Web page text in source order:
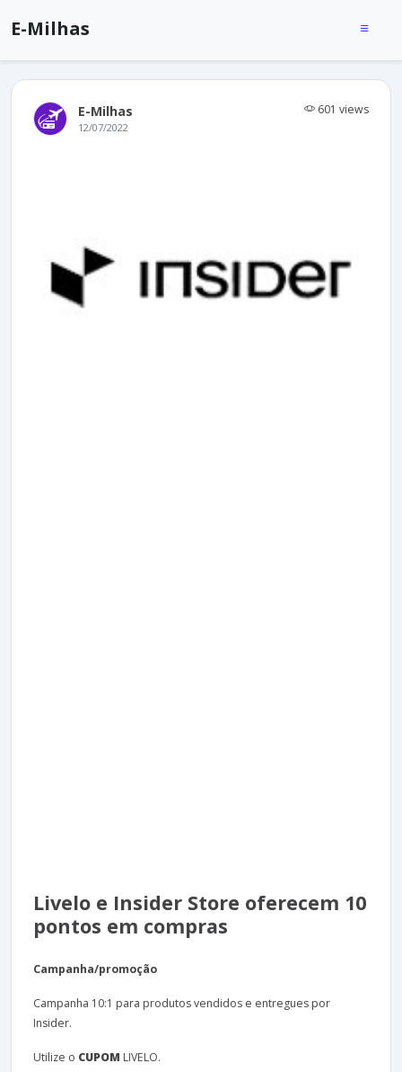
E-Milhas
E-Milhas 601 views
12/07/2022
Livelo e Insider Store oferecem 10
pontos em compras
Campanha/promoção
Campanha 10:1 para produtos vendidos e entregues por
Insider.
Utilize o CUPOM LIVELO.